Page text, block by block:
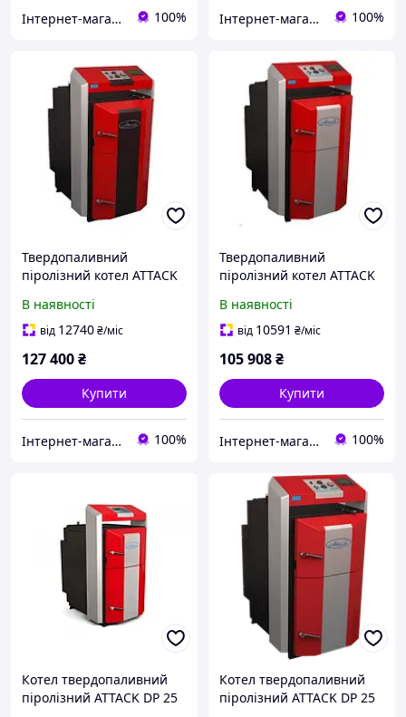
Інтернет-магазин Dominant 100% Інтернет-магазин Dominant 100%
Твердопаливний
піролізний котел ATTACK
В наявності
від 12740₴/міс
127 400₴
Купити
Інтернет-магазин Dominant 100%
Твердопаливний
піролізний котел ATTACK
В наявності
від 10591 ₴/міс
105 908₴
Купити
Інтернет-магазин Dominant 100%
Котел твердопаливний
піролізний ATTACK DP 25
Котел твердопаливний
піролізний ATTACK DP 25